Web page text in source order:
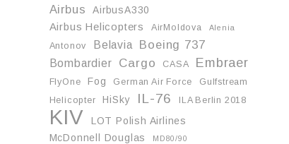
Airbus
AirbusA330
Airbus Helicopters
AirMoldova Alenia
Antonov Belavia Boeing 737
Bombardier Cargo CASA Embraer
FlyOne Fog German Air Force
Gulfstream
Helicopter
HiSky IL-76 ILA Berlin 2018
KIV
LOT Polish Airlines
McDonnell Douglas
MD80/90